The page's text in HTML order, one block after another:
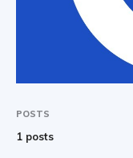
POSTS
1 posts